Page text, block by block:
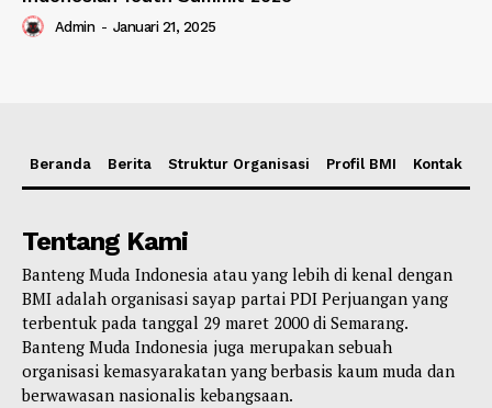
Admin - Januari 21, 2025
Beranda Berita Struktur Organisasi Profil BMI Kontak
Tentang Kami
Banteng Muda Indonesia atau yang lebih di kenal dengan
BMI adalah organisasi sayap partai PDI Perjuangan yang
terbentuk pada tanggal 29 maret 2000 di Semarang.
Banteng Muda Indonesia juga merupakan sebuah
organisasi kemasyarakatan yang berbasis kaum muda dan
berwawasan nasionalis kebangsaan.